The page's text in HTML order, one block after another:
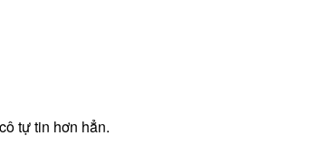
tự tin hơn hẳn.